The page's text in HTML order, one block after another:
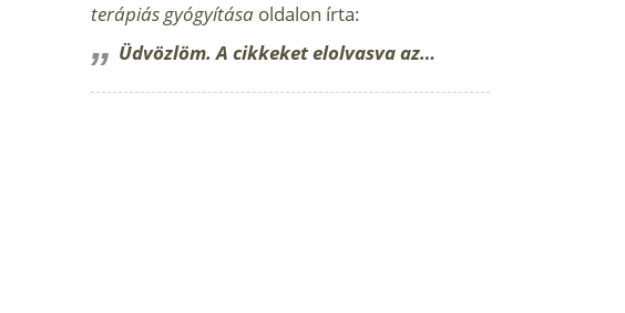
terápiás gyógyítása oldalon írta:
Üdvözlöm. A cikkeket elolvasva az…